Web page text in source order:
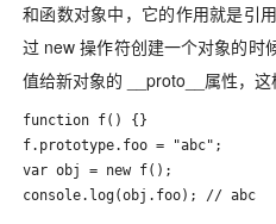
和函数对象中，它的作用就是引
过 new 操作符创建一个对象的时
值给新对象的 __proto__属性，
function f() {}
f.prototype.foo = "abc";
var obj = new f();
console.log(obj.foo); // abc